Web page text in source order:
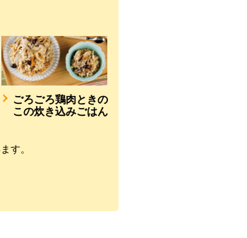
ごろごろ鶏肉ときの
この炊き込みごはん
す。